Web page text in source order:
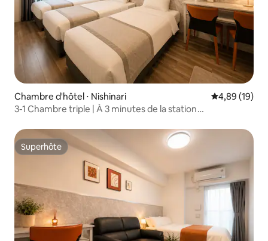
Chambre d'hôtel ⋅ Nishinari Évaluation
4,89 (19)
3-1 Chambre triple | À 3 minutes de la station
minutes du métro Namba-Shinsaibashi | Appartement
entier, pratique pour la vie quotidienne | Pour 3 personnes
Superhôte
Superhôte